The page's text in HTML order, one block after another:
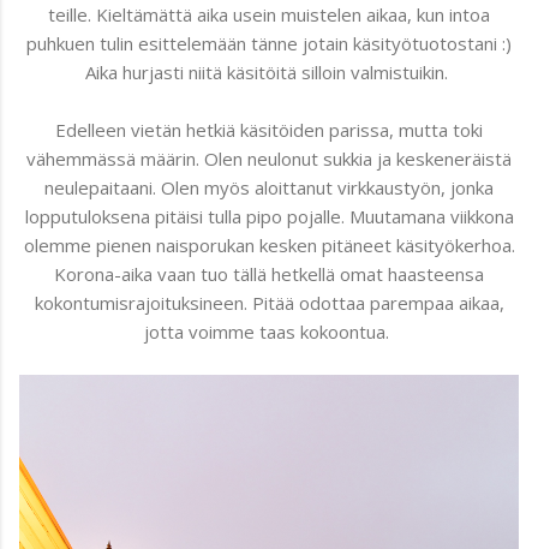
teille. Kieltämättä aika usein muistelen aikaa, kun intoa
puhkuen tulin esittelemään tänne jotain käsityötuotostani :)
Aika hurjasti niitä käsitöitä silloin valmistuikin.
Edelleen vietän hetkiä käsitöiden parissa, mutta toki
vähemmässä määrin. Olen neulonut sukkia ja keskeneräistä
neulepaitaani. Olen myös aloittanut virkkaustyön, jonka
lopputuloksena pitäisi tulla pipo pojalle. Muutamana viikkona
olemme pienen naisporukan kesken pitäneet käsityökerhoa.
Korona-aika vaan tuo tällä hetkellä omat haasteensa
kokontumisrajoituksineen. Pitää odottaa parempaa aikaa,
jotta voimme taas kokoontua.